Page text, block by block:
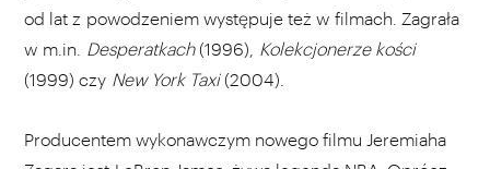
od lat z powodzeniem występuje też w filmach. Zagrała
w m.in. Desperatkach(1996), Kolekcjonerze kości
(1999) czy New York Taxi(2004).
Producentem wykonawczym nowego filmu Jeremiaha